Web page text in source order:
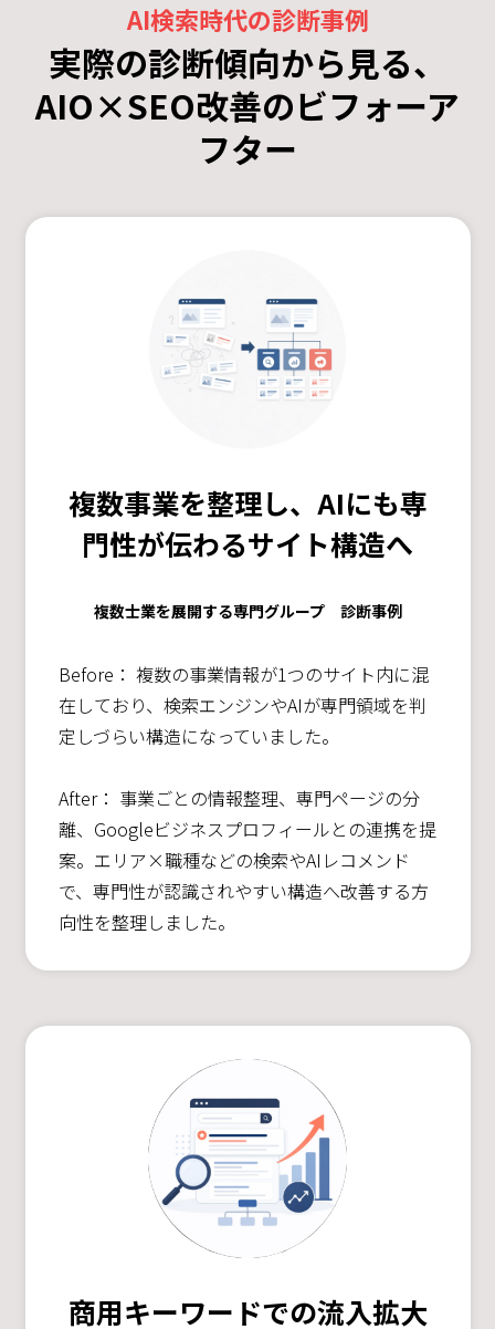
AI検索時代の診断事例
実際の診断傾向から見る、
AIO×SEO改善のビフォーア
フター
複数事業を整理し、AIにも専
門性が伝わるサイト構造へ
複数士業を展開する専門グループ 診断事例
Before： 複数の事業情報が1つのサイト内に混
在しており、検索エンジンやAIが専門領域を判
定しづらい構造になっていました。
After： 事業ごとの情報整理、専門ページの分
離、Googleビジネスプロフィールとの連携を提
案。エリア×職種などの検索やAIレコメンド
で、専門性が認識されやすい構造へ改善する方
向性を整理しました。
商用キーワードでの流入拡大